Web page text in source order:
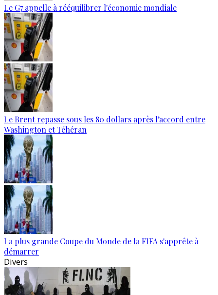
Le G7 appelle à rééquilibrer l'économie mondiale
Le Brent repasse sous les 80 dollars après l’accord entre
Washington et Téhéran
La plus grande Coupe du Monde de la FIFA s'apprête à
démarrer
Divers